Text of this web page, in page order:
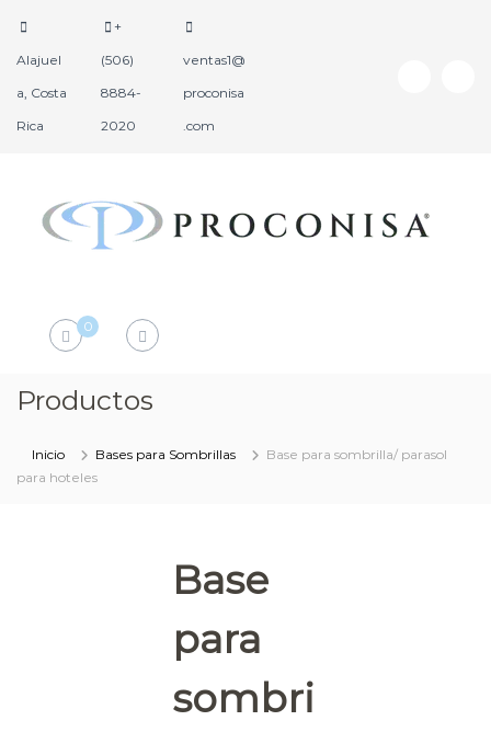
Alajuel
a, Costa
Rica
+
(506)
8884-
2020
ventas1@
proconisa
.com
0
Productos
Inicio Bases para Sombrillas
Base para sombrilla/ parasol
para hoteles
Base
para
sombri